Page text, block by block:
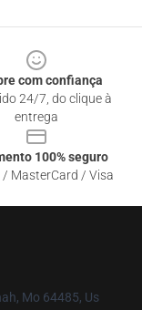
com confiança
24/7, do clique à
entrega
100% seguro
/ MasterCard / Visa
Mo 64485, Us